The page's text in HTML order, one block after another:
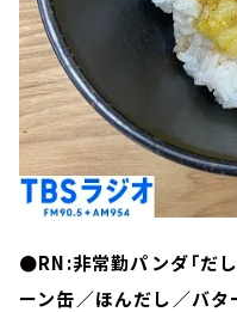
●RN:非常勤パンダ「だ
ーン缶／ほんだし／バタ